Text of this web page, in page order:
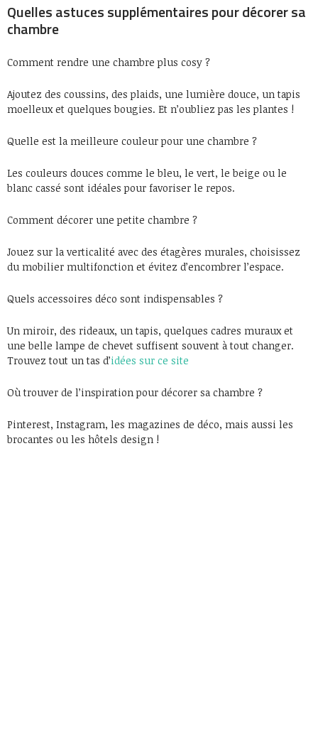
Quelles astuces supplémentaires pour décorer sa
chambre
Comment rendre une chambre plus cosy ?
Ajoutez des coussins, des plaids, une lumière douce, un tapis
moelleux et quelques bougies. Et n’oubliez pas les plantes !
Quelle est la meilleure couleur pour une chambre ?
Les couleurs douces comme le bleu, le vert, le beige ou le
blanc cassé sont idéales pour favoriser le repos.
Comment décorer une petite chambre ?
Jouez sur la verticalité avec des étagères murales, choisissez
du mobilier multifonction et évitez d’encombrer l’espace.
Quels accessoires déco sont indispensables ?
Un miroir, des rideaux, un tapis, quelques cadres muraux et
une belle lampe de chevet suffisent souvent à tout changer.
Trouvez tout un tas d’idées sur ce site
Où trouver de l’inspiration pour décorer sa chambre ?
Pinterest, Instagram, les magazines de déco, mais aussi les
brocantes ou les hôtels design !